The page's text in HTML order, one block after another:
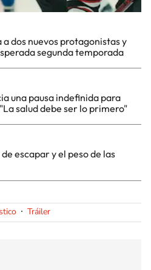
dos nuevos protagonistas y
segunda temporada
una pausa indefinida para
salud debe ser lo primero"
escapar y el peso de las
Tráiler